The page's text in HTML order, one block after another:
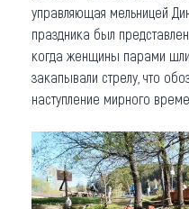
управляющая мельницей
праздника был
когда женщины парами
закапывали стрелу, что
наступление мирного